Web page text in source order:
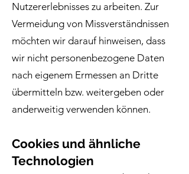
Nutzererlebnisses zu arbeiten. Zur
Vermeidung von Missverständnissen
möchten wir darauf hinweisen, dass
wir nicht personenbezogene Daten
nach eigenem Ermessen an Dritte
übermitteln bzw. weitergeben oder
anderweitig verwenden können.
Cookies und ähnliche
Technologien